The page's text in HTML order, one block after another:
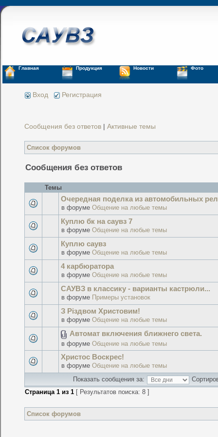
Главная Продукция Новости Фото
Вход Регистрация
Сообщения без ответов |Активные темы
Список форумов
Сообщения без ответов
Темы
Очередная поделка из автомобильных
в форумеОбщение на любые темы
Куплю бк на саувз 7
в форумеОбщение на любые темы
Куплю саувз
в форумеОбщение на любые темы
4 карбюратора
в форумеОбщение на любые темы
САУВЗ в классику - варианты кастрюли...
в форуме Примеры установок
З Різдвом Христовим!
в форумеОбщение на любые темы
Автомат включения ближнего света.
в форумеОбщение на любые темы
Христос Воскрес!
в форумеОбщение на любые темы
Показать сообщения за:
Страница1 из1 [ Результатов поиска: 8 ]
Список форумов